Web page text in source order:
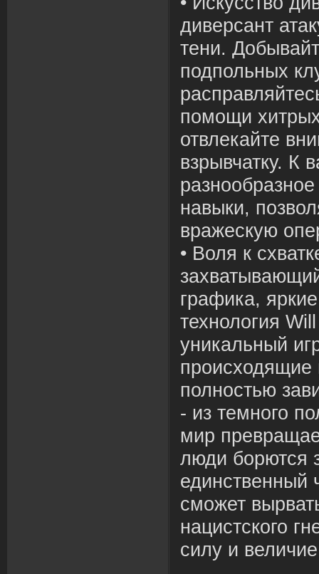
диверсант
тени.
подпольных
помощи
отвлекайте
взрывчатку. К
навыки,
вражескую
• Воля к
графика,
технология
уникальный
происходящие
полностью
- из темного
мир
люди борются
единственный
сможет
нацистского
силу и